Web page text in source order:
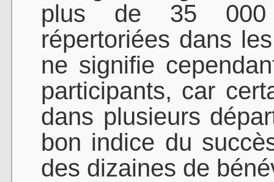
plus de 35 000
répertoriées dans
ne signifie
participants, car
dans plusieurs
bon indice du
des dizaines de